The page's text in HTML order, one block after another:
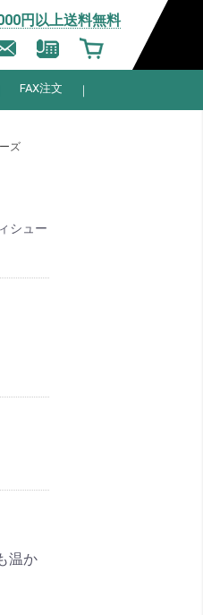
円以上送料無料
FAX注文
ズ
シュー
温か